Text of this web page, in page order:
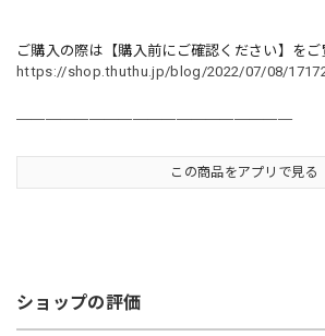
ご購入の際は【購入前にご確認ください】を
https://shop.thuthu.jp/blog/2022/07/08/
この商品をアプリで見る
ショップの評価